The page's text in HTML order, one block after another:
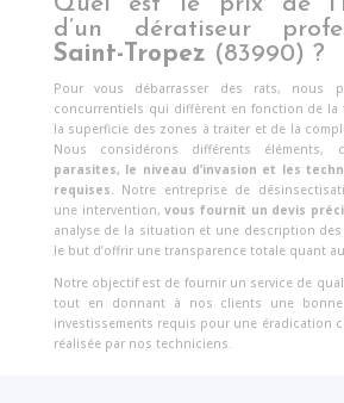
d’un dératiseur
Saint-Tropez (83990) ?
Pour vous débarrasser des rats, nous
concurrentiels qui diffèrent en fonction de la
la superficie des zones à traiter et de la
Nous considérons différents éléments,
parasites, le niveau d’invasion et les
requises.
Notre entreprise de
une intervention,vous fournit un devis
analyse de la situation et une description
le but d’offrir une transparence totale quant
Notre objectif est de fournir un service de
tout en donnant à nos clients une bonne
investissements requis pour une éradication
réalisée par nos techniciens.